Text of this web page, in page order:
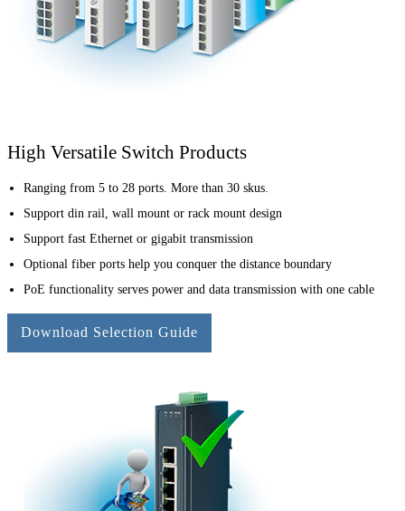
High Versatile Switch Products
Ranging from 5 to 28 ports. More than 30 skus.
Support din rail, wall mount or rack mount design
Support fast Ethernet or gigabit transmission
Optional fiber ports help you conquer the distance boundary
PoE functionality serves power and data transmission with one cable
Download Selection Guide